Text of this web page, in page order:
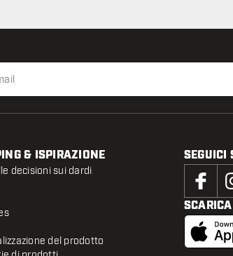
& ISPIRAZIONE
decisioni sui dardi
del prodotto
SEGUICI